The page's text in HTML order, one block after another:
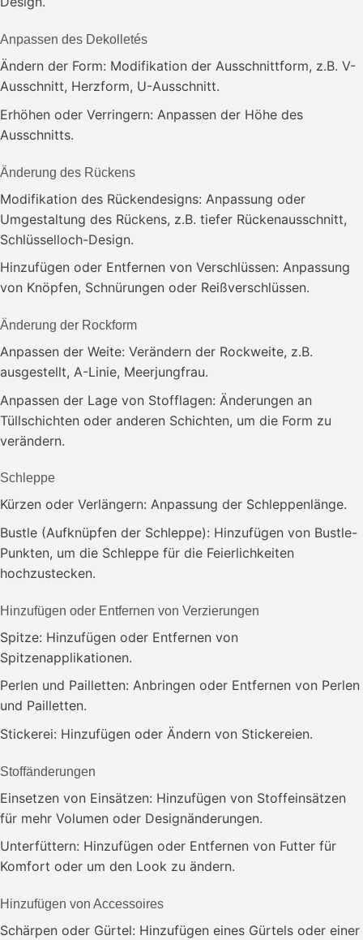
Anpassen des Dekolletés
Ändern der Form: Modifikation der Ausschnittform, z.B. V-
Ausschnitt, Herzform, U-Ausschnitt.
Erhöhen oder Verringern: Anpassen der Höhe des
Ausschnitts.
Änderung des Rückens
Modifikation des Rückendesigns: Anpassung oder
Umgestaltung des Rückens, z.B. tiefer Rückenausschnitt,
Schlüsselloch-Design.
Hinzufügen oder Entfernen von Verschlüssen: Anpassung
von Knöpfen, Schnürungen oder Reißverschlüssen.
Änderung der Rockform
Anpassen der Weite: Verändern der Rockweite, z.B.
ausgestellt, A-Linie, Meerjungfrau.
Anpassen der Lage von Stofflagen: Änderungen an
Tüllschichten oder anderen Schichten, um die Form zu
verändern.
Schleppe
Kürzen oder Verlängern: Anpassung der Schleppenlänge.
Bustle (Aufknüpfen der Schleppe): Hinzufügen von Bustle-
Punkten, um die Schleppe für die Feierlichkeiten
hochzustecken.
Hinzufügen oder Entfernen von Verzierungen
Spitze: Hinzufügen oder Entfernen von
Spitzenapplikationen.
Perlen und Pailletten: Anbringen oder Entfernen von Perlen
und Pailletten.
Stickerei: Hinzufügen oder Ändern von Stickereien.
Stoffänderungen
Einsetzen von Einsätzen: Hinzufügen von Stoffeinsätzen
für mehr Volumen oder Designänderungen.
Unterfüttern: Hinzufügen oder Entfernen von Futter für
Komfort oder um den Look zu ändern.
Hinzufügen von Accessoires
Schärpen oder Gürtel: Hinzufügen eines Gürtels oder einer